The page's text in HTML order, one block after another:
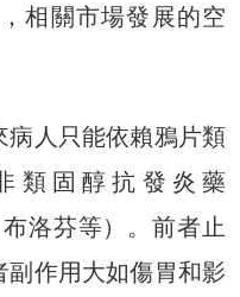
，相關市場發展的空
病人只能依賴鴉片類
類固醇抗發炎藥
布洛芬等）。前者止
作用大如傷胃和影